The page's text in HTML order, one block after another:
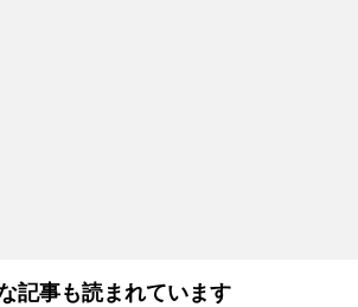
記事も読まれています